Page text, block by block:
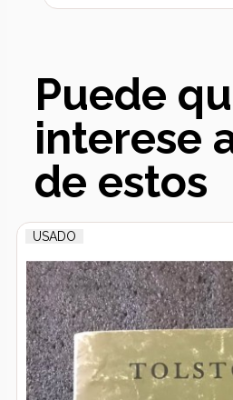
Puede
interese
de estos
USADO